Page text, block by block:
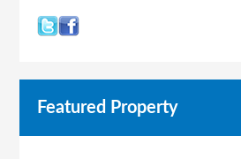
Featured Property